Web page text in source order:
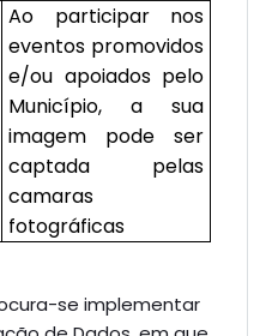
Ao participar nos
eventos promovidos
e/ou apoiados pelo
Município, a sua
imagem pode ser
captada pelas
camaras
fotográficas
se implementar